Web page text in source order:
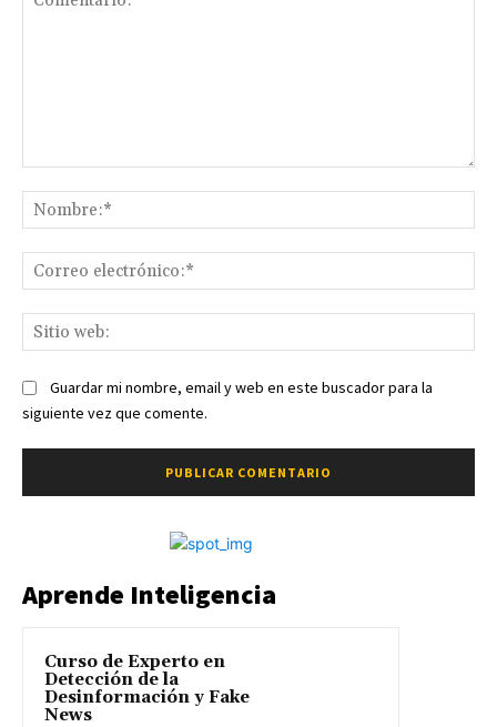
Guardar mi nombre, email y web en este buscador para la
siguiente vez que comente.
Aprende Inteligencia
Curso de Experto en
Detección de la
Desinformación y Fake
News